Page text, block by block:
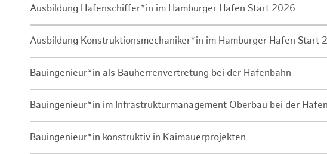
Ausbildung Hafenschiffer*in im Hamburger Hafen Start 2026
Ausbildung Konstruktionsmechaniker*in im Hamburger Hafen Start
Bauingenieur*in als Bauherrenvertretung bei der Hafenbahn
Bauingenieur*in im Infrastrukturmanagement Oberbau bei der
Bauingenieur*in konstruktiv in Kaimauerprojekten